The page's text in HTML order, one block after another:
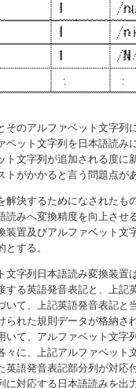
そのアルファベット文字列
ベット文字列を日本語読み
ト文字列が追加される度に
がかかると言う問題点があ
解決するためになされたも
読みへ変換精度を向上させ
装置及びアルファベット文
する。
字列日本語読み変換装置
する英語発音表記と、上記
いて、上記英語発音表記と
られた規則データが格納さ
いて、アルファベット文字
々に、上記アルファベット
英語発音表記部分列が対応
に対応する日本語読みを出